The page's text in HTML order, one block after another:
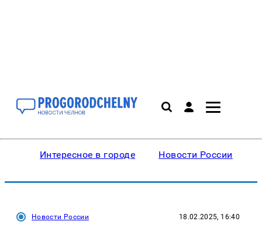
Интересное в городе Новости России
Новости России 18.02.2025, 16:40